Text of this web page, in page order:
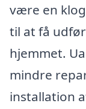
være en
til at få
hjemmet.
mindre
installation